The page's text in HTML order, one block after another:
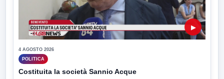
▶
4 AGOSTO 2026
POLITICA
Costituita la società Sannio Acque